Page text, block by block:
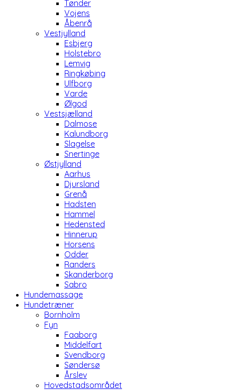
Tønder
Vojens
Åbenrå
Vestjylland
Esbjerg
Holstebro
Lemvig
Ringkøbing
Ulfborg
Varde
Ølgod
Vestsjælland
Dalmose
Kalundborg
Slagelse
Snertinge
Østjylland
Aarhus
Djursland
Grenå
Hadsten
Hammel
Hedensted
Hinnerup
Horsens
Odder
Randers
Skanderborg
Sabro
Hundemassage
Hundetræner
Bornholm
Fyn
Faaborg
Middelfart
Svendborg
Søndersø
Årslev
Hovedstadsområdet